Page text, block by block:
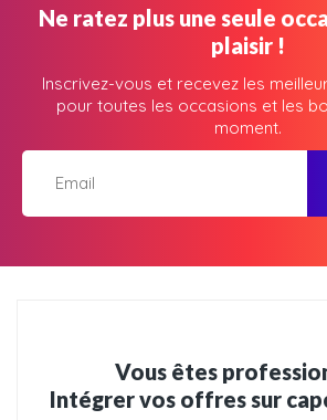
Ne ratez plus une seule
plaisir !
Inscrivez-vous et recevez les
pour toutes les occasions et les
moment.
Vous êtes
Intégrer vos offres sur